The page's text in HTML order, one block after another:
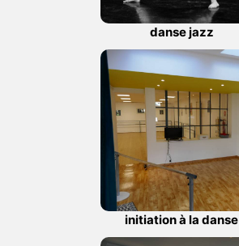
danse jazz
initiation à la danse